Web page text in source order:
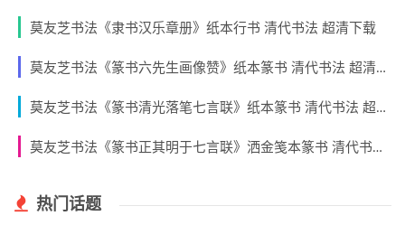
莫友芝书法《隶书汉乐章册》纸本行书 清代书法 超清下载
莫友芝书法《篆书六先生画像赞》纸本篆书 清代书法 超清下载
莫友芝书法《篆书清光落笔七言联》纸本篆书 清代书法 超清下载
莫友芝书法《篆书正其明于七言联》洒金笺本篆书 清代书法 超清下载
热门话题